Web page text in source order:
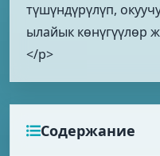
түшүндүрүлүп,
ылайык көнүгүүлөр
</p>
Содержание